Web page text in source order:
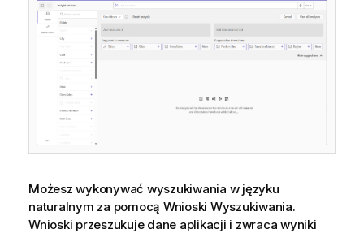
Możesz wykonywać wyszukiwania w języku
naturalnym za pomocą Wnioski Wyszukiwania.
Wnioski przeszukuje dane aplikacji i zwraca wyniki